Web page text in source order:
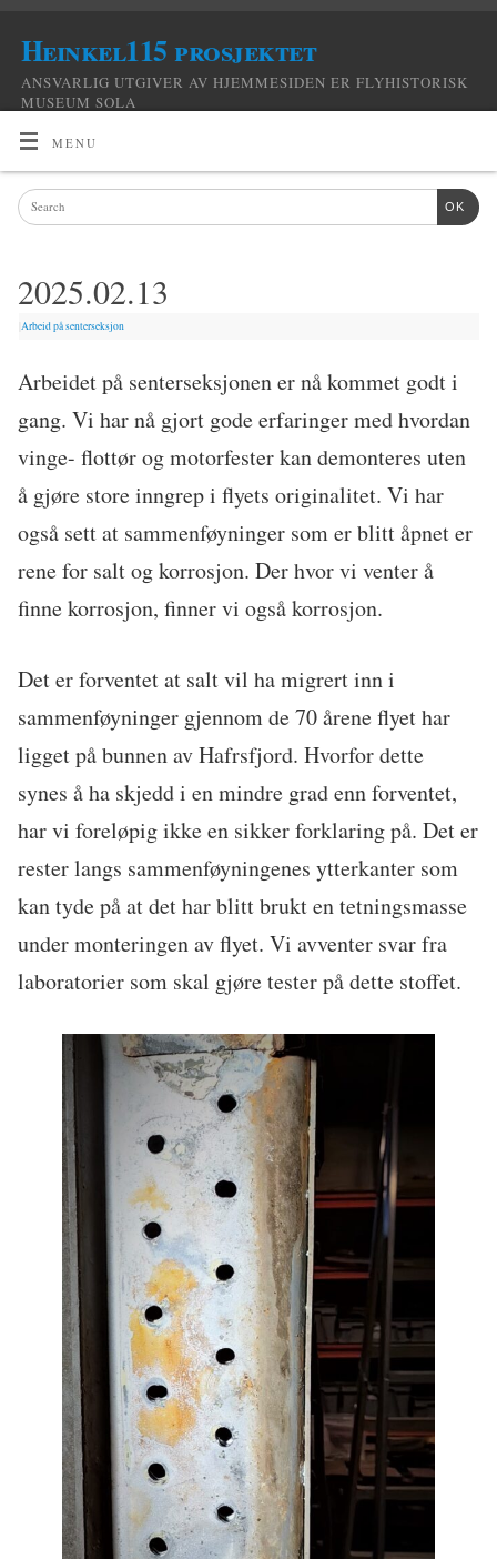
Heinkel115 prosjektet
ANSVARLIG UTGIVER AV HJEMMESIDEN ER FLYHISTORISK
MUSEUM SOLA
MENU
OK
2025.02.13
Arbeid på senterseksjon
Arbeidet på senterseksjonen er nå kommet godt i
gang. Vi har nå gjort gode erfaringer med hvordan
vinge- flottør og motorfester kan demonteres uten
å gjøre store inngrep i flyets originalitet. Vi har
også sett at sammenføyninger som er blitt åpnet er
rene for salt og korrosjon. Der hvor vi venter å
finne korrosjon, finner vi også korrosjon.
Det er forventet at salt vil ha migrert inn i
sammenføyninger gjennom de 70 årene flyet har
ligget på bunnen av Hafrsfjord. Hvorfor dette
synes å ha skjedd i en mindre grad enn forventet,
har vi foreløpig ikke en sikker forklaring på. Det er
rester langs sammenføyningenes ytterkanter som
kan tyde på at det har blitt brukt en tetningsmasse
under monteringen av flyet. Vi avventer svar fra
laboratorier som skal gjøre tester på dette stoffet.